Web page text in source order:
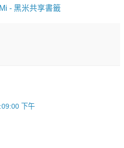
- 黑米共享書籤
下午